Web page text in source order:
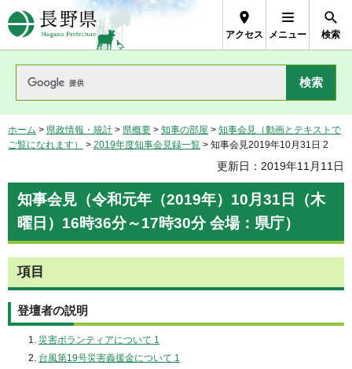
長野県Nagano Prefecture
アクセス メニュー 検索
ホーム > 県政情報・統計 > 県概要 > 知事の部屋 > 知事会見（動画とテキストで
ご覧になれます）
> 2019年度知事会見録一覧 > 知事会見2019年10月31日 2
更新日：2019年11月11日
知事会見（令和元年（2019年）10月31日（木
曜日）16時36分～17時30分 会場：県庁）
項目
登壇者の説明
災害ボランティアについて 1
台風第19号災害義援金について 1